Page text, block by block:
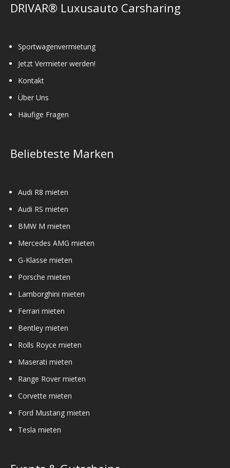
DRIVAR® Luxusauto Carsharing
Sportwagenvermietung
Jetzt Vermieter werden!
Kontakt
Über Uns
Häufige Fragen
Beliebteste Marken
Audi R8 mieten
Audi RS mieten
BMW M mieten
Mercedes AMG mieten
G-Klasse mieten
Porsche mieten
Lamborghini mieten
Ferrari mieten
Bentley mieten
Rolls Royce mieten
Maserati mieten
Range Rover mieten
Corvette mieten
Ford Mustang mieten
Tesla mieten